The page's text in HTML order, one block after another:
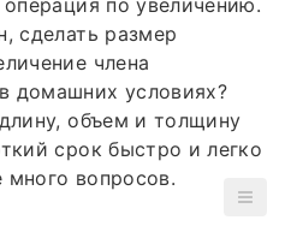
по увеличению.
сделать размер
члена
домашних условиях?
объем и толщину
срок быстро и легко
много вопросов.